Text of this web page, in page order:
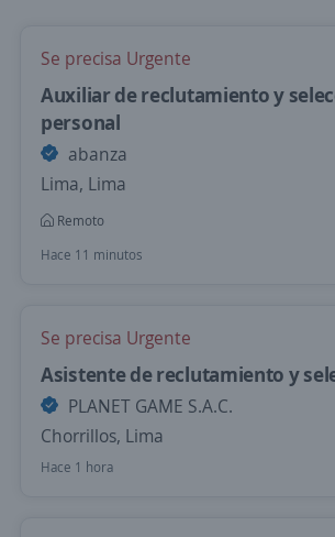
Se precisa Urgente
Auxiliar de reclutamiento y
personal
abanza
Lima, Lima
Remoto
Hace 11 minutos
Se precisa Urgente
Asistente de reclutamiento y
PLANET GAME S.A.C.
Chorrillos, Lima
Hace 1 hora